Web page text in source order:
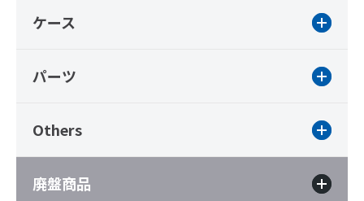
ケース
パーツ
Others
廃盤商品